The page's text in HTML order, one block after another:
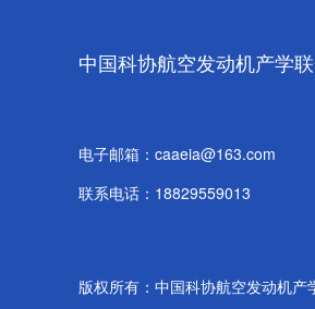
中国科协航空发动机产学
电子邮箱：caaeia@163.com
联系电话：18829559013
版权所有：中国科协航空发动机产